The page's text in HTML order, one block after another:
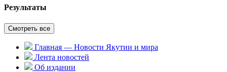
Результаты
Смотреть все
Главная — Новости Якутии и мира
Лента новостей
Об издании